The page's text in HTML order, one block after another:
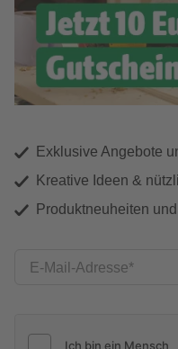
Exklusive Angebote
Kreative Ideen &
Produktneuheiten
E-Mail-Adresse